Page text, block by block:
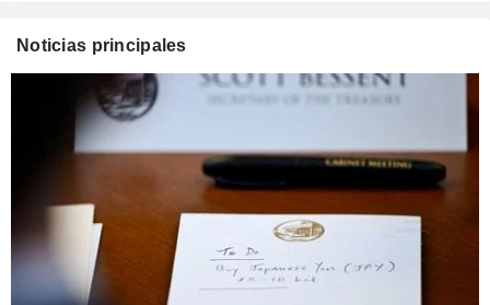
Noticias principales